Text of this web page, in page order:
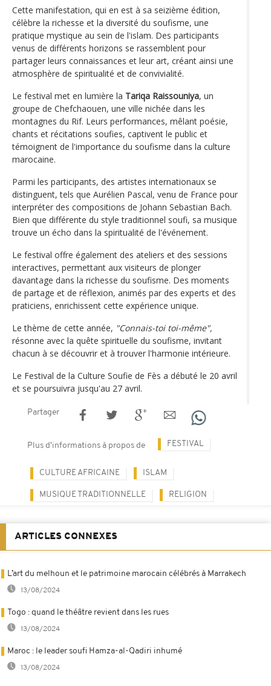
Cette manifestation, qui en est à sa seizième édition,
célèbre la richesse et la diversité du soufisme, une
pratique mystique au sein de l'islam. Des participants
venus de différents horizons se rassemblent pour
partager leurs connaissances et leur art, créant ainsi une
atmosphère de spiritualité et de convivialité.
Le festival met en lumière la Tariqa Raissouniya, un
groupe de Chefchaouen, une ville nichée dans les
montagnes du Rif. Leurs performances, mêlant poésie,
chants et récitations soufies, captivent le public et
témoignent de l'importance du soufisme dans la culture
marocaine.
Parmi les participants, des artistes internationaux se
distinguent, tels que Aurélien Pascal, venu de France pour
interpréter des compositions de Johann Sebastian Bach.
Bien que différente du style traditionnel soufi, sa musique
trouve un écho dans la spiritualité de l'événement.
Le festival offre également des ateliers et des sessions
interactives, permettant aux visiteurs de plonger
davantage dans la richesse du soufisme. Des moments
de partage et de réflexion, animés par des experts et des
praticiens, enrichissent cette expérience unique.
Le thème de cette année, "Connais-toi toi-même",
résonne avec la quête spirituelle du soufisme, invitant
chacun à se découvrir et à trouver l'harmonie intérieure.
Le Festival de la Culture Soufie de Fès a débuté le 20 avril
et se poursuivra jusqu'au 27 avril.
Partager
Plus d'informations à propos de FESTIVAL
CULTURE AFRICAINE ISLAM
MUSIQUE TRADITIONNELLE RELIGION
ARTICLES CONNEXES
L’art du melhoun et le patrimoine marocain célébrés à Marrakech
13/08/2024
Togo : quand le théâtre revient dans les rues
13/08/2024
Maroc : le leader soufi Hamza-al-Qadiri inhumé
13/08/2024